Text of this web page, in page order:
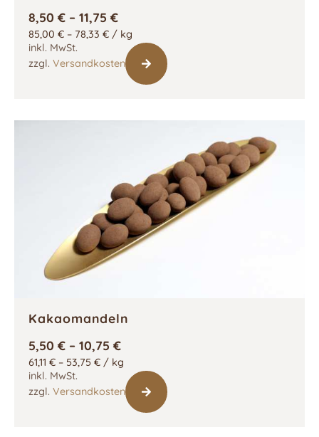
8,50 € – 11,75 €
85,00 € – 78,33 € / kg
inkl. MwSt.
zzgl. Versandkosten
Kakaomandeln
5,50 € – 10,75 €
61,11 € – 53,75 € / kg
inkl. MwSt.
zzgl. Versandkosten